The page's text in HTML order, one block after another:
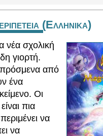
(Ελληνικα)
νέα σχολική
γιορτή.
από
ένα
Οι
πια
να
να